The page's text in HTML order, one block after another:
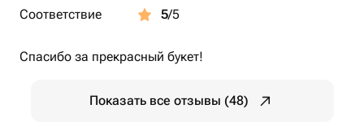
Соответствие
5/5
Спасибо за прекрасный букет!
Показать все отзывы (48)